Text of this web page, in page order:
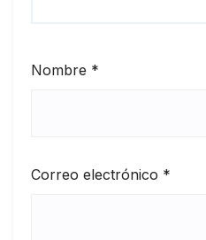
Nombre *
Correo electrónico *